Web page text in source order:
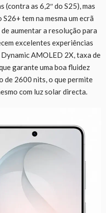
(contra as 6,2″ do S25), mas
tem na mesma um ecrã
aumentar a resolução para
excelentes experiências
AMOLED 2X, taxa de
garante uma boa fluidez
de 2600 nits, o que permite
com luz solar directa.